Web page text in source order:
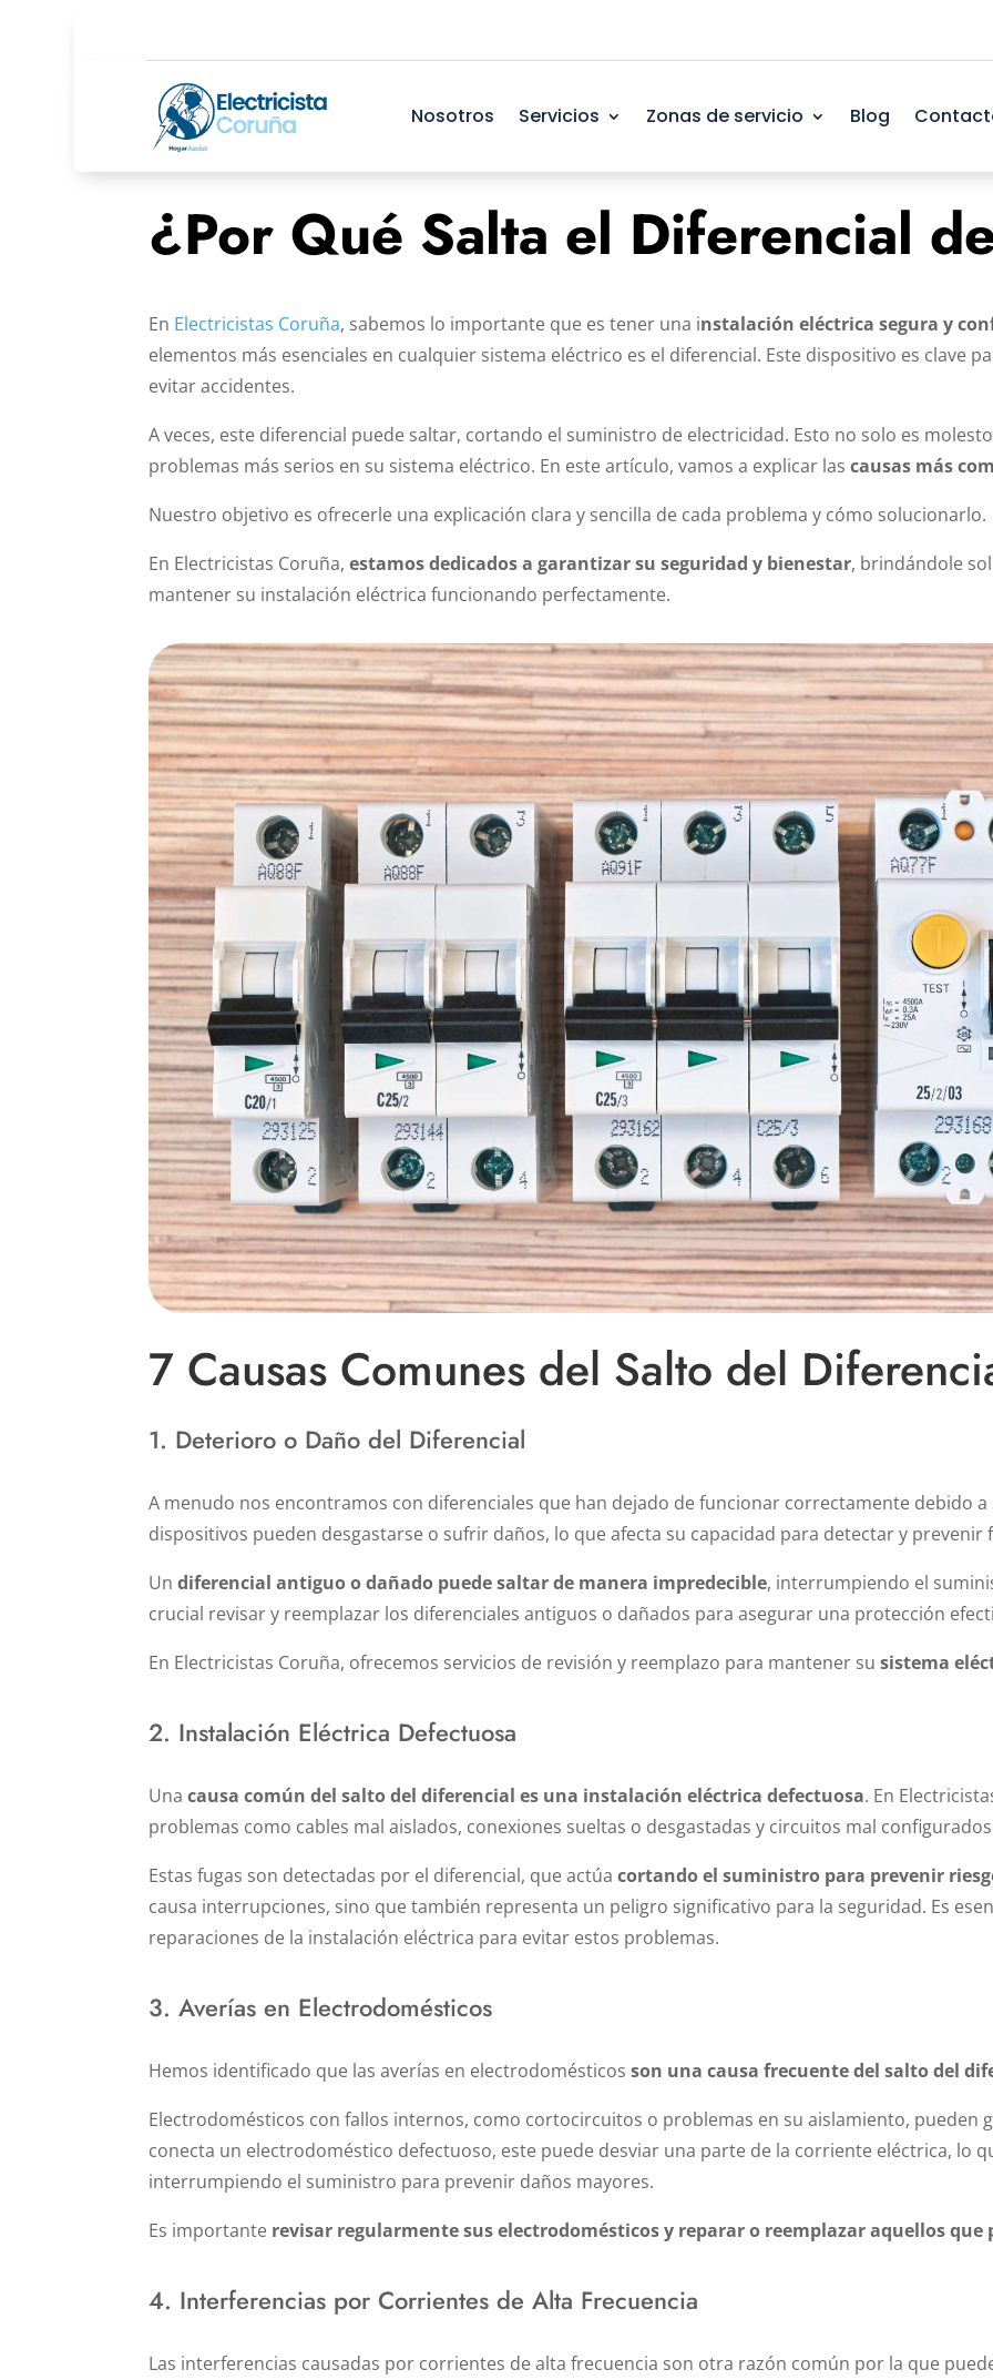
Nosotros Servicios Zonas de servicio Blog
¿Por Qué Salta el Diferencial
En Electricistas Coruña, sabemos lo importante que es tener una instalación eléctrica segura y
elementos más esenciales en cualquier sistema eléctrico es el diferencial. Este dispositivo es clave
evitar accidentes.
A veces, este diferencial puede saltar, cortando el suministro de electricidad. Esto no solo es
problemas más serios en su sistema eléctrico. En este artículo, vamos a explicar lascausas más
Nuestro objetivo es ofrecerle una explicación clara y sencilla de cada problema y cómo solucionarlo.
En Electricistas Coruña,estamos dedicados a garantizar su seguridad y bienestar, brindándole
mantener su instalación eléctrica funcionando perfectamente.
7 Causas Comunes del Salto del
1. Deterioro o Daño del Diferencial
A menudo nos encontramos con diferenciales que han dejado de funcionar correctamente debido
dispositivos pueden desgastarse o sufrir daños, lo que afecta su capacidad para detectar y prevenir
Undiferencial antiguo o dañado puede saltar de manera impredecible, interrumpiendo el
crucial revisar y reemplazar los diferenciales antiguos o dañados para asegurar una protección
En Electricistas Coruña, ofrecemos servicios de revisión y reemplazo para mantener susistema
2. Instalación Eléctrica Defectuosa
Unacausa común del salto del diferencial es una instalación eléctrica defectuosa. En
problemas como cables mal aislados, conexiones sueltas o desgastadas y circuitos mal
Estas fugas son detectadas por el diferencial, que actúacortando el suministro para prevenir
causa interrupciones, sino que también representa un peligro significativo para la seguridad. Es
reparaciones de la instalación eléctrica para evitar estos problemas.
3. Averías en Electrodomésticos
Hemos identificado que las averías en electrodomésticosson una causa frecuente del salto del
Electrodomésticos con fallos internos, como cortocircuitos o problemas en su aislamiento, pueden
conecta un electrodoméstico defectuoso, este puede desviar una parte de la corriente eléctrica, lo
interrumpiendo el suministro para prevenir daños mayores.
Es importante revisar regularmente sus electrodomésticos y reparar o reemplazar aquellos que
4. Interferencias por Corrientes de Alta Frecuencia
Las interferencias causadas por corrientes de alta frecuencia son otra razón común por la que